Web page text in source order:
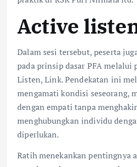
Active
Dalam sesi tersebut, peserta
pada prinsip dasar PFA melalui
Listen, Link. Pendekatan ini
mengamati kondisi seseorang,
dengan empati tanpa
menghubungkan individu
diperlukan.
Ratih menekankan pentingnya